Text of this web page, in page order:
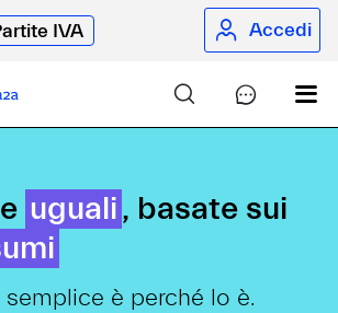
IVA Accedi
uguali, basate sui
è perché lo è.